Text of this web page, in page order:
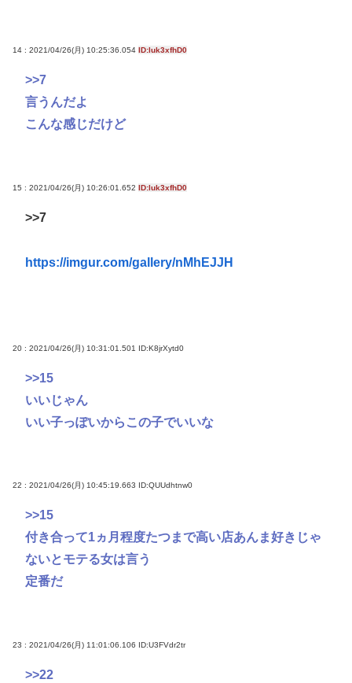
14 : 2021/04/26(月) 10:25:36.054 ID:luk3xfhD0
>>7
言うんだよ
こんな感じだけど
15 : 2021/04/26(月) 10:26:01.652 ID:luk3xfhD0
>>7
https://imgur.com/gallery/nMhEJJH
20 : 2021/04/26(月) 10:31:01.501 ID:K8jrXytd0
>>15
いいじゃん
いい子っぽいからこの子でいいな
22 : 2021/04/26(月) 10:45:19.663 ID:QUUdhtnw0
>>15
付き合って1ヵ月程度たつまで高い店あんま好きじゃ
ないとモテる女は言う
定番だ
23 : 2021/04/26(月) 11:01:06.106 ID:U3FVdr2tr
>>22